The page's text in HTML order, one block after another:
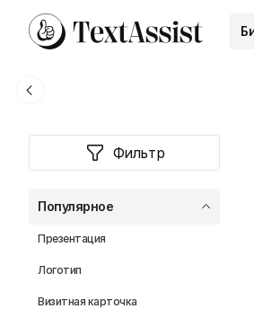
Фильтр
Популярное
Презентация
Логотип
Визитная карточка